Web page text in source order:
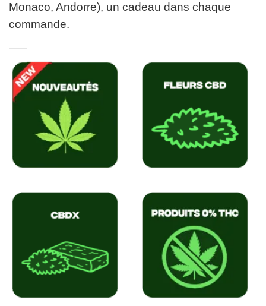
Monaco, Andorre), un cadeau dans chaque
commande.